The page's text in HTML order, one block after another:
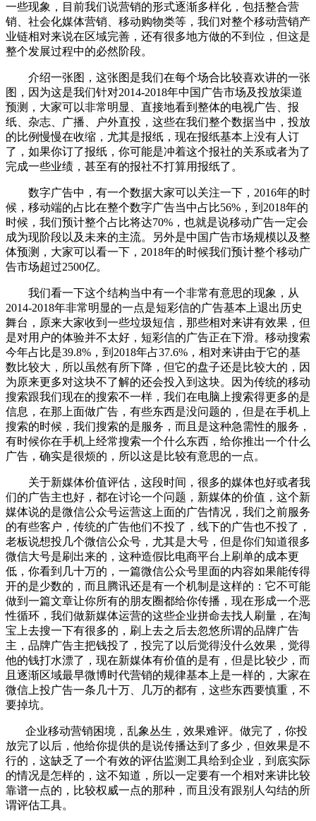
一些现象，目前我们说营销的形式逐渐多样化，包括整合营
销、社会化媒体营销、移动购物类等，我们对整个移动营销产
业链相对来说在区域完善，还有很多地方做的不到位，但这是
整个发展过程中的必然阶段。
介绍一张图，这张图是我们在每个场合比较喜欢讲的一张
图，因为这是我们针对2014-2018年中国广告市场及投放渠道
预测，大家可以非常明显、直接地看到整体的电视广告、报
纸、杂志、广播、户外直投，这些在我们整个数据当中，投放
的比例慢慢在收缩，尤其是报纸，现在报纸基本上没有人订
了，如果你订了报纸，你可能是冲着这个报社的关系或者为了
完成一些业绩，甚至有的报社不打算用报纸了。
数字广告中，有一个数据大家可以关注一下，2016年的时
候，移动端的占比在整个数字广告当中占比56%，到2018年的
时候，我们预计整个占比将达70%，也就是说移动广告一定会
成为现阶段以及未来的主流。另外是中国广告市场规模以及整
体预测，大家可以看一下，2018年的时候我们预计整个移动广
告市场超过2500亿。
我们看一下这个结构当中有一个非常有意思的现象，从
2014-2018年非常明显的一点是短彩信的广告基本上退出历史
舞台，原来大家收到一些垃圾短信，那些相对来讲有效果，但
是对用户的体验并不太好，短彩信的广告正在下滑。移动搜索
今年占比是39.8%，到2018年占37.6%，相对来讲由于它的基
数比较大，所以虽然有所下降，但它的盘子还是比较大的，因
为原来更多对这块不了解的还会投入到这块。因为传统的移动
搜索跟我们现在的搜索不一样，我们在电脑上搜索得更多的是
信息，在那上面做广告，有些东西是没问题的，但是在手机上
搜索的时候，我们搜索的是服务，而且是这种急需性的服务，
有时候你在手机上经常搜索一个什么东西，给你推出一个什么
广告，确实是很烦的，所以这是比较有意思的一点。
关于新媒体价值评估，这段时间，很多的媒体也好或者我
们的广告主也好，都在讨论一个问题，新媒体的价值，这个新
媒体说的是微信公众号运营这上面的广告情况，我们之前服务
的有些客户，传统的广告他们不投了，线下的广告也不投了，
老板说想投几个微信公众号，尤其是大号，但是你们知道很多
微信大号是刷出来的，这种造假比电商平台上刷单的成本更
低，你看到几十万的，一篇微信公众号里面的内容如果能传得
开的是少数的，而且腾讯还是有一个机制是这样的：它不可能
做到一篇文章让你所有的朋友圈都给你传播，现在形成一个恶
性循环，我们做新媒体运营的这些企业拼命去找人刷量，在淘
宝上去搜一下有很多的，刷上去之后去忽悠所谓的品牌广告
主，品牌广告主把钱投了，投完了以后觉得没什么效果，觉得
他的钱打水漂了，现在新媒体有价值的是有，但是比较少，而
且逐渐区域最早微博时代营销的规律基本上是一样的，大家在
微信上投广告一条几十万、几万的都有，这些东西要慎重，不
要掉坑。
企业移动营销困境，乱象丛生，效果难评。做完了，你投
放完了以后，他给你提供的是说传播达到了多少，但效果是不
行的，这缺乏了一个有效的评估监测工具给到企业，到底实际
的情况是怎样的，这不知道，所以一定要有一个相对来讲比较
靠谱一点的，比较权威一点的那种，而且没有跟别人勾结的所
谓评估工具。